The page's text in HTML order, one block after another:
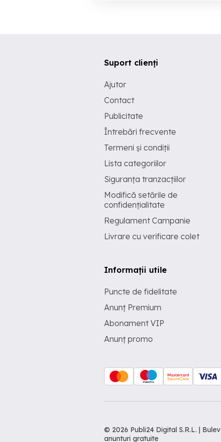
Suport clienți
Ajutor
Contact
Publicitate
Întrebări frecvente
Termeni și condiții
Lista categoriilor
Siguranța tranzacțiilor
Modifică setările de
confidențialitate
Regulament Campanie
Livrare cu verificare colet
Informații utile
Puncte de fidelitate
Anunț Premium
Abonament VIP
Anunț promo
© 2026 Publi24 Digital S.R.L. |
anunturi gratuite